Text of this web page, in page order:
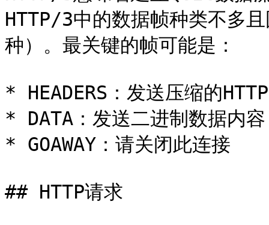
HTTP/3中的数据帧种类不多
种）。最关键的帧可能是：
* HEADERS：发送压缩的
* DATA：发送二进制数据内容
* GOAWAY：请关闭此连接
## HTTP请求